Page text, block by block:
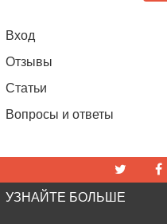
Вход
Отзывы
Статьи
Вопросы и ответы
УЗНАЙТЕ БОЛЬШЕ